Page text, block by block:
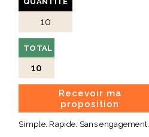
TOTAL
10
Recevoir ma
proposition
Simple. Rapide. Sans engagement.